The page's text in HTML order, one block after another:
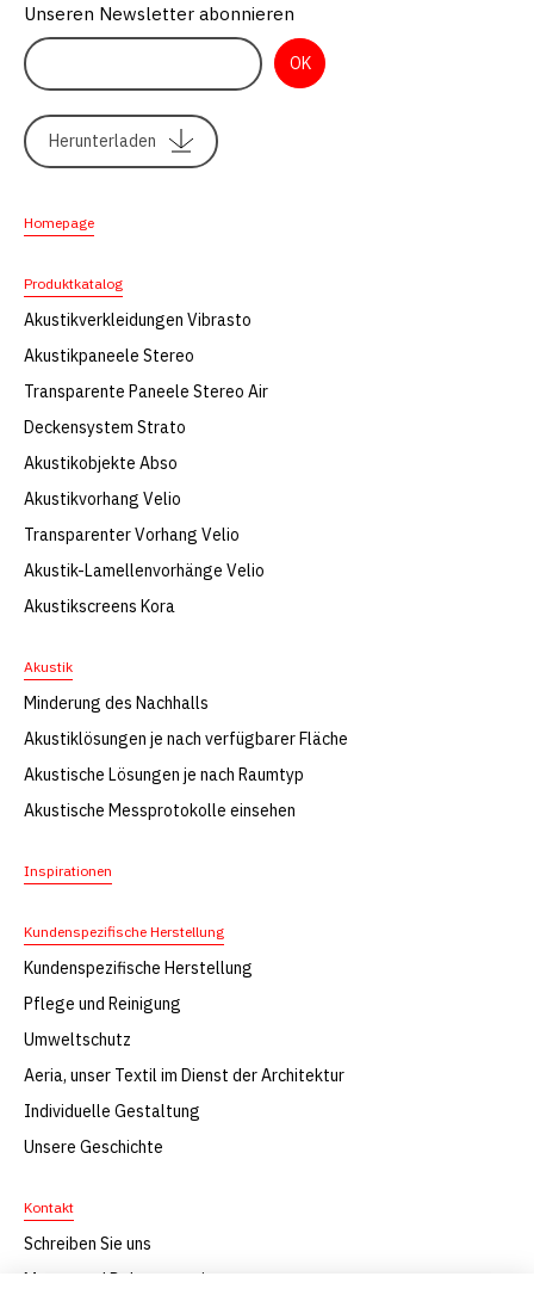
Unseren Newsletter abonnieren
Herunterladen
Homepage
Produktkatalog
Akustikverkleidungen Vibrasto
Akustikpaneele Stereo
Transparente Paneele Stereo Air
Deckensystem Strato
Akustikobjekte Abso
Akustikvorhang Velio
Transparenter Vorhang Velio
Akustik-Lamellenvorhänge Velio
Akustikscreens Kora
Akustik
Minderung des Nachhalls
Akustiklösungen je nach verfügbarer Fläche
Akustische Lösungen je nach Raumtyp
Akustische Messprotokolle einsehen
Inspirationen
Kundenspezifische Herstellung
Kundenspezifische Herstellung
Pflege und Reinigung
Umweltschutz
Aeria, unser Textil im Dienst der Architektur
Individuelle Gestaltung
Unsere Geschichte
Kontakt
Schreiben Sie uns
Muster und Dokumentation